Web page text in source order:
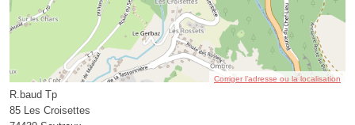
Corriger l’adresse ou la localisation
R.baud Tp
85 Les Croisettes